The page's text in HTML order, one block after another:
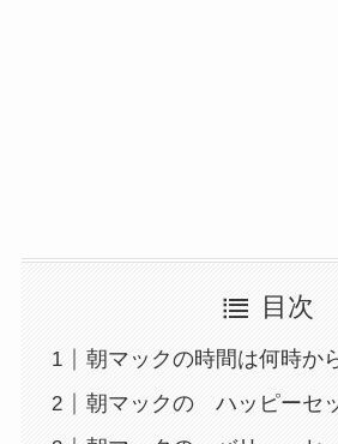
目次
朝マックの時間は何時か
朝マックの ハッピーセ